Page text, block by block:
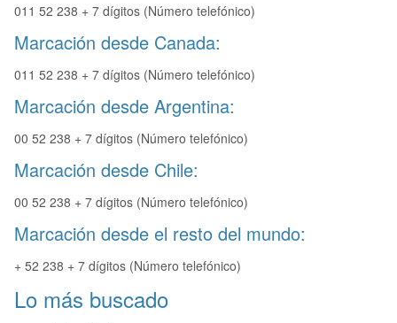
011 52 238 + 7 dígitos (Número telefónico)
Marcación desde Canada:
011 52 238 + 7 dígitos (Número telefónico)
Marcación desde Argentina:
00 52 238 + 7 dígitos (Número telefónico)
Marcación desde Chile:
00 52 238 + 7 dígitos (Número telefónico)
Marcación desde el resto del mundo:
+ 52 238 + 7 dígitos (Número telefónico)
Lo más buscado